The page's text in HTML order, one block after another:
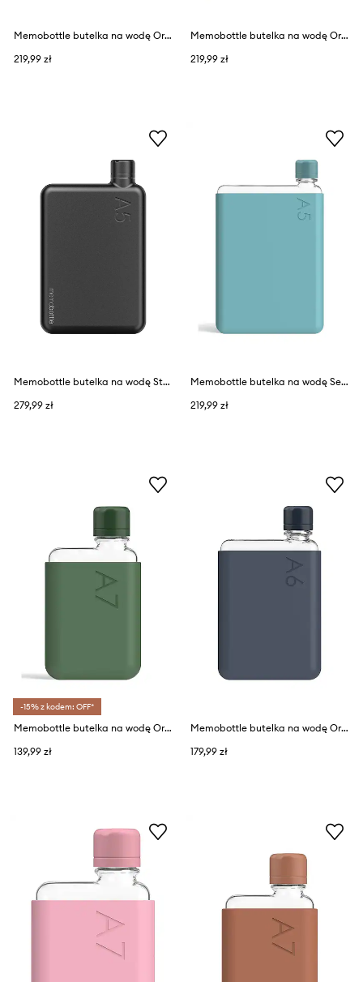
Memobottle butelka na wodę Original A5 750 ml
219,99 zł
Memobottle butelka na wodę Original A5 750 ml
219,99 zł
Memobottle butelka na wodę Stainless Steel A5 1080 ml
279,99 zł
Memobottle butelka na wodę Sea Mist A5 750 ml
219,99 zł
-15% z kodem: OFF*
Memobottle butelka na wodę Original A7 180 ml
139,99 zł
Memobottle butelka na wodę Original A6 375 ml
179,99 zł